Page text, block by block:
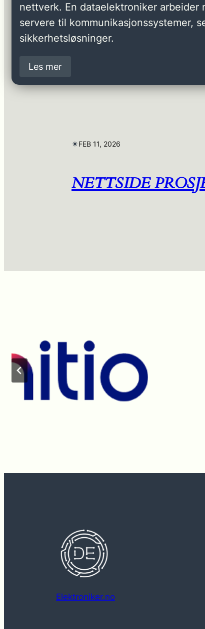
nettverk. En dataelektroniker arbeider
servere til kommunikasjonssystemer,
sikkerhetsløsninger.
Les mer
✴︎FEB 11, 2026
NETTSIDE
Elektroniker.no